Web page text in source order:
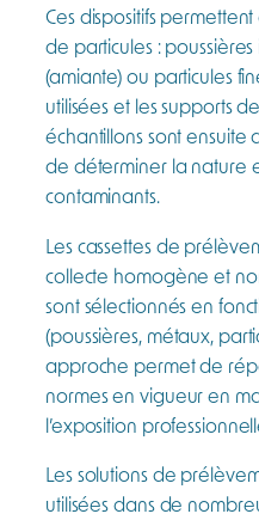
Ces dispositifs
de particules :
(amiante) ou particules
utilisées et les supports
échantillons sont ensuite
de déterminer la nature
contaminants.
Les cassettes de
collecte homogène et
sont sélectionnés en
(poussières, métaux,
approche permet de
normes en vigueur en
l’exposition
Les solutions de
utilisées dans de